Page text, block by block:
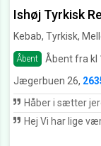
Ishøj Tyrkisk
Kebab, Tyrkisk,
Åbent Åbent fra kl
Jægerbuen 26,
Håber i sætter
Hej Vi har lige været 4 mænd spist hos jer det var god mad og lækkert og vi har bedt om to kabab